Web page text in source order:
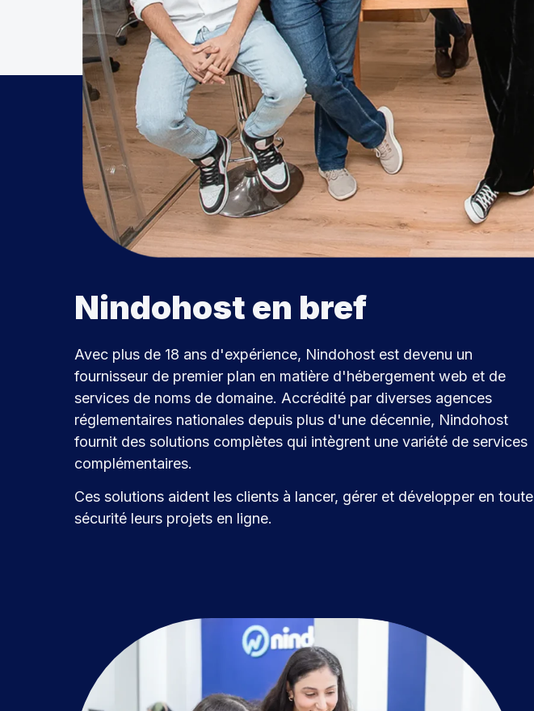
Nindohost en bref
Avec plus de 18 ans d'expérience, Nindohost est devenu un
fournisseur de premier plan en matière d'hébergement web et de
services de noms de domaine. Accrédité par diverses agences
réglementaires nationales depuis plus d'une décennie, Nindohost
fournit des solutions complètes qui intègrent une variété de services
complémentaires.
Ces solutions aident les clients à lancer, gérer et développer en toute
sécurité leurs projets en ligne.